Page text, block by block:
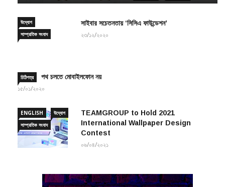
উদ্যোগ
সাম্প্রতিক সংবাদ
সাইবার সচেতনতায় ‘সিসিএ ফাউন্ডেশন’
২৩/১২/২০২০
চিঠিপত্র পথ চলতে মোবাইলফোন নয়
১৫/০১/২০২০
ENGLISH
উদ্যোগ
সাম্প্রতিক সংবাদ
TEAMGROUP to Hold 2021
International Wallpaper Design
Contest
০৬/০৪/২০২১